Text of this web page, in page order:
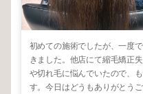
初めての施術でしたが、一度
きました。他店にて縮毛矯正
や切れ毛に悩んでいたので、
す。今日はどうもありがとう